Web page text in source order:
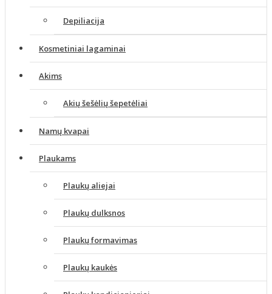
Depiliacija
Kosmetiniai lagaminai
Akims
Akių šešėlių šepetėliai
Namų kvapai
Plaukams
Plaukų aliejai
Plaukų dulksnos
Plaukų formavimas
Plaukų kaukės